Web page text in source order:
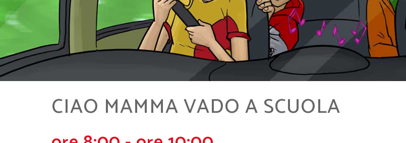
CIAO MAMMA VADO A SCUOLA